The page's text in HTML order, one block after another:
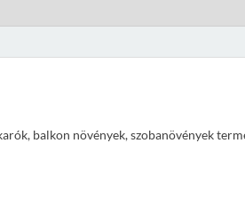
balkon növények, szobanövények